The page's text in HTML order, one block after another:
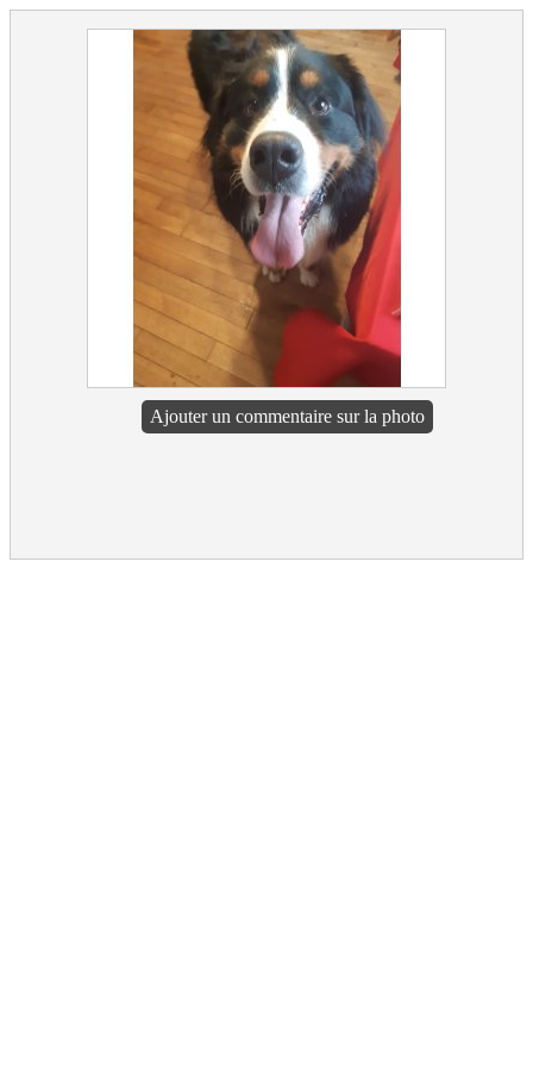
Ajouter un commentaire sur la photo